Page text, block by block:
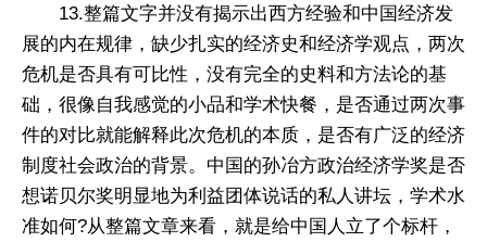
13.整篇文字并没有揭示出西方经验和中国经济发
展的内在规律，缺少扎实的经济史和经济学观点，两次
危机是否具有可比性，没有完全的史料和方法论的基
础，很像自我感觉的小品和学术快餐，是否通过两次事
件的对比就能解释此次危机的本质，是否有广泛的经济
制度社会政治的背景。中国的孙冶方政治经济学奖是否
想诺贝尔奖明显地为利益团体说话的私人讲坛，学术水
准如何?从整篇文章来看，就是给中国人立了个标杆，